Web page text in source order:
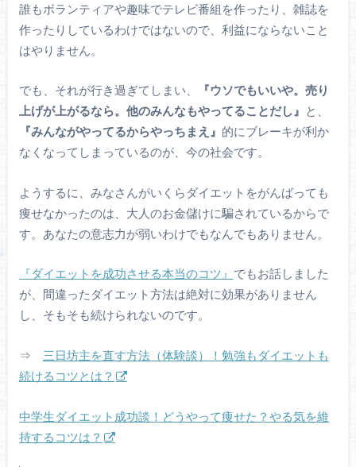
誰もボランティアや趣味でテレビ番組を作ったり、雑誌を
作ったりしているわけではないので、利益にならないこと
はやりません。
でも、それが行き過ぎてしまい、
『ウソでもいいや。売り
上げが上がるなら。他のみんなもやってることだし』 と、
『みんながやってるからやっちまえ』 的にブレーキが利か
なくなってしまっているのが、今の社会です。
ようするに、みなさんがいくらダイエットをがんばっても
痩せなかったのは、大人のお金儲けに騙されているからで
す。あなたの意志力が弱いわけでもなんでもありません。
『ダイエットを成功させる本当のコツ』 でもお話しました
が、間違ったダイエット方法は絶対に効果がありません
し、そもそも続けられないのです。
⇒ 三日坊主を直す方法（体験談）！勉強もダイエットも
続けるコツとは？
中学生ダイエット成功談！どうやって痩せた？やる気を維
持するコツは？